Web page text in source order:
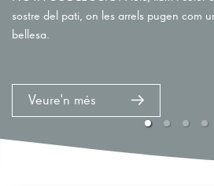
sostre del pati, on les arrels pugen com
bellesa.
Veure'n més